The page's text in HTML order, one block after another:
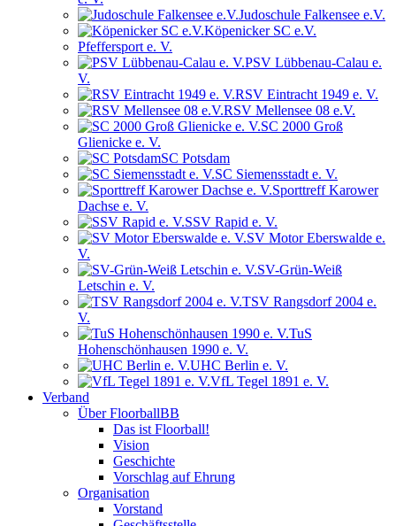
Judoschule Falkensee e.V.
Köpenicker SC e.V.
Pfeffersport e. V.
PSV Lübbenau-Calau e.
V.
RSV Eintracht 1949 e. V.
RSV Mellensee 08 e.V.
SC 2000 Groß
Glienicke e. V.
SC Potsdam
SC Siemensstadt e. V.
Sporttreff Karower
Dachse e. V.
SSV Rapid e. V.
SV Motor Eberswalde e.
V.
SV-Grün-Weiß
Letschin e. V.
TSV Rangsdorf 2004 e.
V.
TuS
Hohenschönhausen 1990 e. V.
UHC Berlin e. V.
VfL Tegel 1891 e. V.
Verband
Über FloorballBB
Das ist Floorball!
Vision
Geschichte
Vorschlag auf Ehrung
Organisation
Vorstand